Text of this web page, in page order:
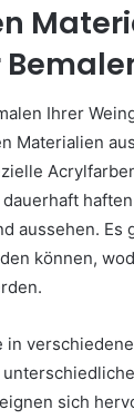
Ihrer
Materialien
aussehen. Es
können,
in
sich